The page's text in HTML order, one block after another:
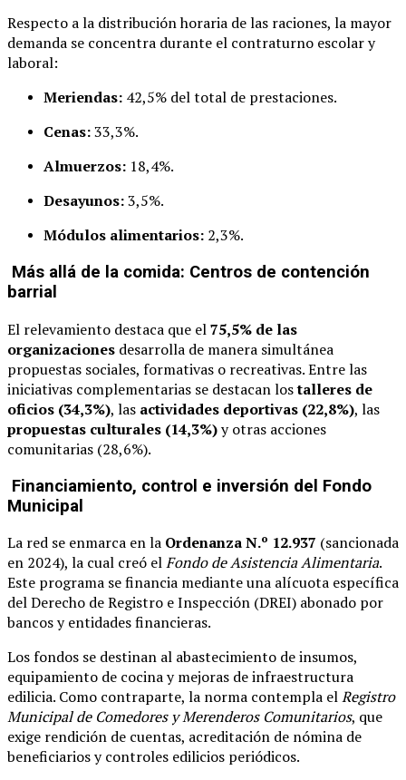
Respecto a la distribución horaria de las raciones, la mayor
demanda se concentra durante el contraturno escolar y
laboral:
Meriendas: 42,5% del total de prestaciones.
Cenas:33,3%.
Almuerzos: 18,4%.
Desayunos:3,5%.
Módulos alimentarios: 2,3%.
Más allá de la comida: Centros de contención
barrial
El relevamiento destaca que el75,5% de las
organizaciones desarrolla de manera simultánea
propuestas sociales, formativas o recreativas. Entre las
iniciativas complementarias se destacan lostalleres de
oficios (34,3%), las actividades deportivas (22,8%), las
propuestas culturales (14,3%)y otras acciones
comunitarias (28,6%).
Financiamiento, control e inversión del Fondo
Municipal
La red se enmarca en la Ordenanza N.º 12.937 (sancionada
en 2024), la cual creó elFondo de Asistencia Alimentaria.
Este programa se financia mediante una alícuota específica
del Derecho de Registro e Inspección (DREI) abonado por
bancos y entidades financieras.
Los fondos se destinan al abastecimiento de insumos,
equipamiento de cocina y mejoras de infraestructura
edilicia. Como contraparte, la norma contempla elRegistro
Municipal de Comedores y Merenderos Comunitarios, que
exige rendición de cuentas, acreditación de nómina de
beneficiarios y controles edilicios periódicos.